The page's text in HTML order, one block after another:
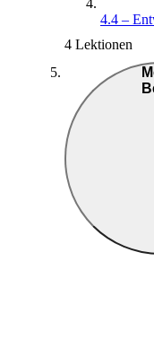
4.4 –
4 Lektionen